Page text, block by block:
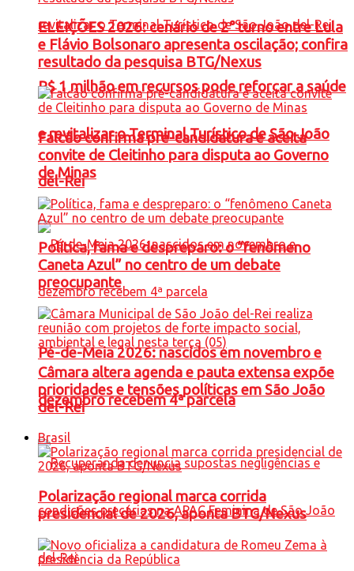
R$ 1 milhão em recursos pode reforçar a saúde
e revitalizar o Terminal Turístico de São João
del-Rei
Pé-de-Meia 2026: nascidos em novembro e
dezembro recebem 4ª parcela
ELEIÇÕES 2026: cenário de 2° turno entre Lula
e Flávio Bolsonaro apresenta oscilação; confira
resultado da pesquisa BTG/Nexus
Falcão confirma pré-candidatura e aceita
convite de Cleitinho para disputa ao Governo
de Minas
Política, fama e despreparo: o “fenômeno
Caneta Azul” no centro de um debate
preocupante
Câmara altera agenda e pauta extensa expõe
prioridades e tensões políticas em São João
del-Rei
Brasil
Polarização regional marca corrida
presidencial de 2026, aponta BTG/Nexus